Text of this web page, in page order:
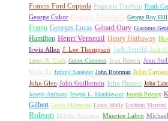
Francis Ford Coppola François Truffaut Frank
George Cukor George Marshall George Roy Hill
Franju Georges Lucas Gérard Oury Giacomo
Hamilton Henri Verneuil Henry Hathaway
Irwin Allen J. Lee Thompson Jack Arnold Jack
James B. Clark James Cameron Jean Renoir Jean
Melville Jimmy Sangster John Boorman John
John Glen John Guillermin John Huston John
Joseph Anthony Joseph L. Mankiewicz Joseph Pevney
Gilbert Lewis Milestone Louis Malle Luchino Visconti
Robson
Martin Scorsese Maurice Labro